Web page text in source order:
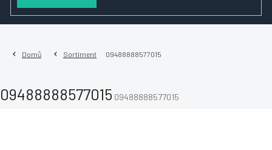
Domů Sortiment 09488888577015
09488888577015 09488888577015